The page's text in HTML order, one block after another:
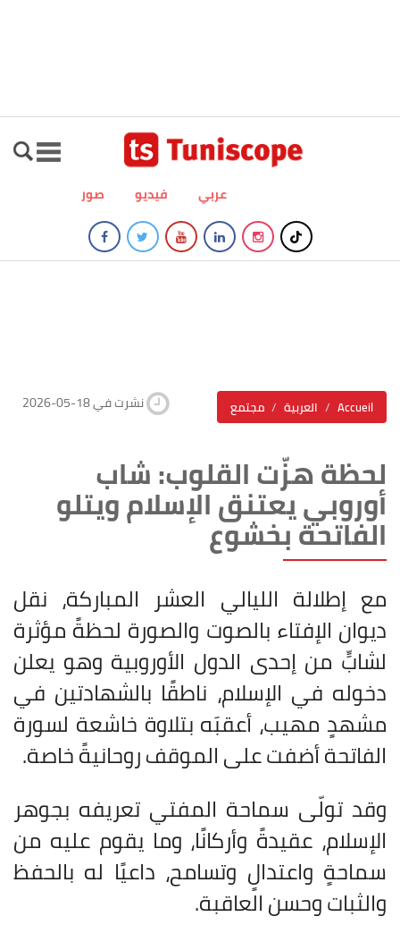
صور فيديو عربي
مجتمع العربية Accueil 2026-05-18 نشرت في
لحظة هزّت القلوب: شاب
أوروبي يعتنق الإسلام ويتلو
الفاتحة بخشوع
مع إطلالة الليالي العشر المباركة، نقل
ديوان الإفتاء بالصوت والصورة لحظةً مؤثرة
لشابٍّ من إحدى الدول الأوروبية وهو يعلن
دخوله في الإسلام، ناطقًا بالشهادتين في
مشهدٍ مهيب، أعقبَه بتلاوة خاشعة لسورة
الفاتحة أضفت على الموقف روحانيةً خاصة.
وقد تولّى سماحة المفتي تعريفه بجوهر
الإسلام، عقيدةً وأركانًا، وما يقوم عليه من
سماحةٍ واعتدالٍ وتسامح، داعيًا له بالحفظ
والثبات وحسن العاقبة.